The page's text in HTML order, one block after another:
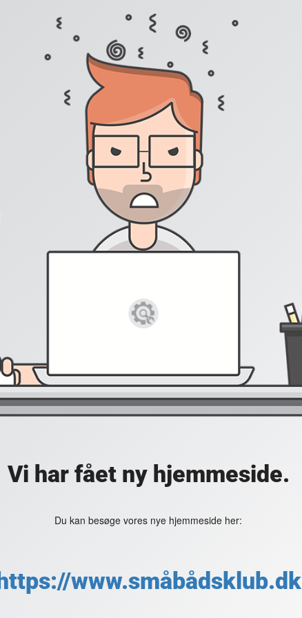
Vi har fået ny hjemmeside.
Du kan besøge vores nye hjemmeside her:
https://www.småbådsklub.dk